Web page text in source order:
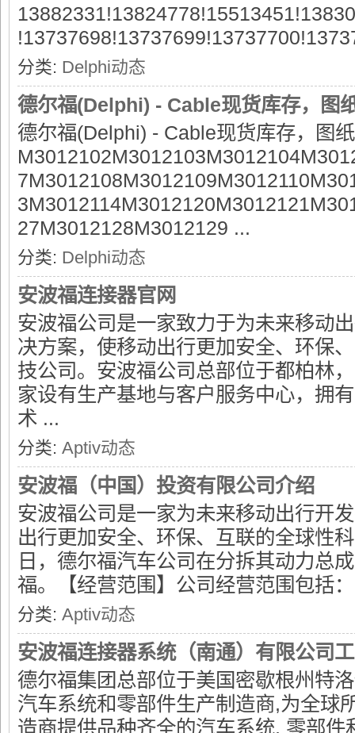
分类: Delphi动态
德尔福(Delphi) - Cable现货库存，图
德尔福(Delphi) - Cable现货库存，图
27M3012128M3012129 ...
分类: Delphi动态
安波福连接器官网
安波福公司是一家致力于为未来移动
决方案，使移动出行更加安全、环保
技公司。安波福公司总部位于都柏林
家设有生产基地与客户服务中心，拥
术 ...
分类: Aptiv动态
安波福（中国）投资有限公司介绍
安波福公司是一家为未来移动出行开
出行更加安全、环保、互联的全球性
日，德尔福汽车公司在分拆其动力总
福。【经营范围】公司经营范围包括
分类: Aptiv动态
安波福连接器系统（南通）有限公司
德尔福集团总部位于美国密歇根州特
汽车系统和零部件生产制造商,为全球
造商提供品种齐全的汽车系统, 零部件